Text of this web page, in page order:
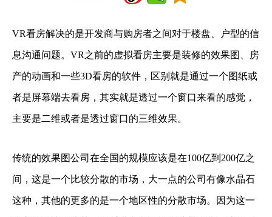
VR看房解决的是开发商与购房者之间对于楼盘、户型的信
息沟通问题。VR之前的虚拟看房主要是装修的效果图、房
产的动画和一些3D看房的软件，区别就是通过一个图纸或
者是屏幕端去看房，其实就是透过一个窗口来看的感觉，
主要是二维或者是透过窗口的三维效果。
传统的效果图公司在全国的规模应该是在100亿到200亿之
间，这是一个比较分散的市场，大一点的公司有像水晶石
这种，其他的更多的是一个地区性的分散市场。因为这一